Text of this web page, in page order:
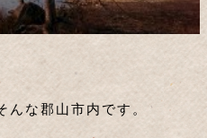
な郡山市内です。